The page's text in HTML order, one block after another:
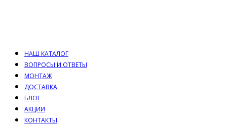
НАШ КАТАЛОГ
ВОПРОСЫ И ОТВЕТЫ
МОНТАЖ
ДОСТАВКА
БЛОГ
АКЦИИ
КОНТАКТЫ